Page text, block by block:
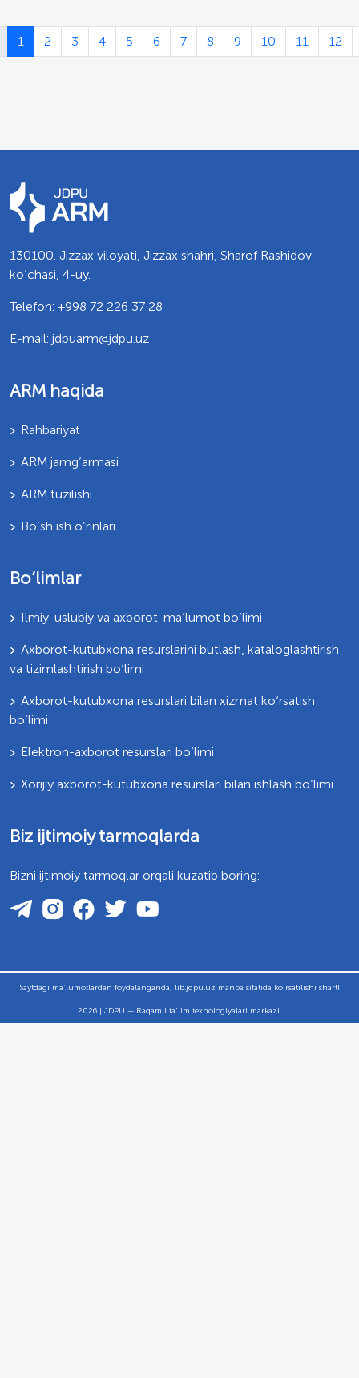
1 2 3 4 5 6 7 8 9 10 11 12
130100. Jizzax viloyati, Jizzax shahri, Sharof Rashidov
ko’chasi, 4-uy.
Telefon: +998 72 226 37 28
E-mail: jdpuarm@jdpu.uz
ARM haqida
Rahbariyat
ARM jamg’armasi
ARM tuzilishi
Bo’sh ish o’rinlari
Bo‘limlar
Ilmiy-uslubiy va axborot-ma’lumot bo‘limi
Axborot-kutubxona resurslarini butlash, kataloglashtirish
va tizimlashtirish bo‘limi
Axborot-kutubxona resurslari bilan xizmat ko‘rsatish
bo‘limi
Elektron-axborot resurslari bo‘limi
Xorijiy axborot-kutubxona resurslari bilan ishlash bo‘limi
Biz ijtimoiy tarmoqlarda
Bizni ijtimoiy tarmoqlar orqali kuzatib boring:
Saytdagi ma'lumotlardan foydalanganda, lib.jdpu.uz manba sifatida ko'rsatilishi shart!
2026 | JDPU — Raqamli ta'lim texnologiyalari markazi.